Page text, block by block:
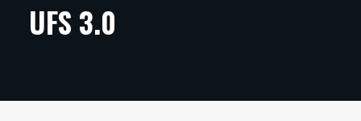
ARTIKKELIT
TECHBBS
UFS 3.0